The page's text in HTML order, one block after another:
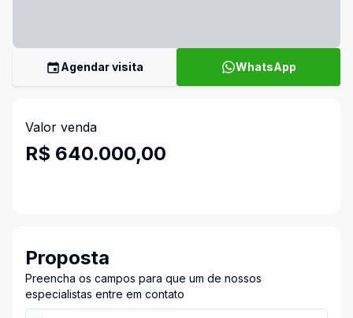
Agendar visita WhatsApp
Valor venda
R$ 640.000,00
Proposta
Preencha os campos para que um de nossos
especialistas entre em contato